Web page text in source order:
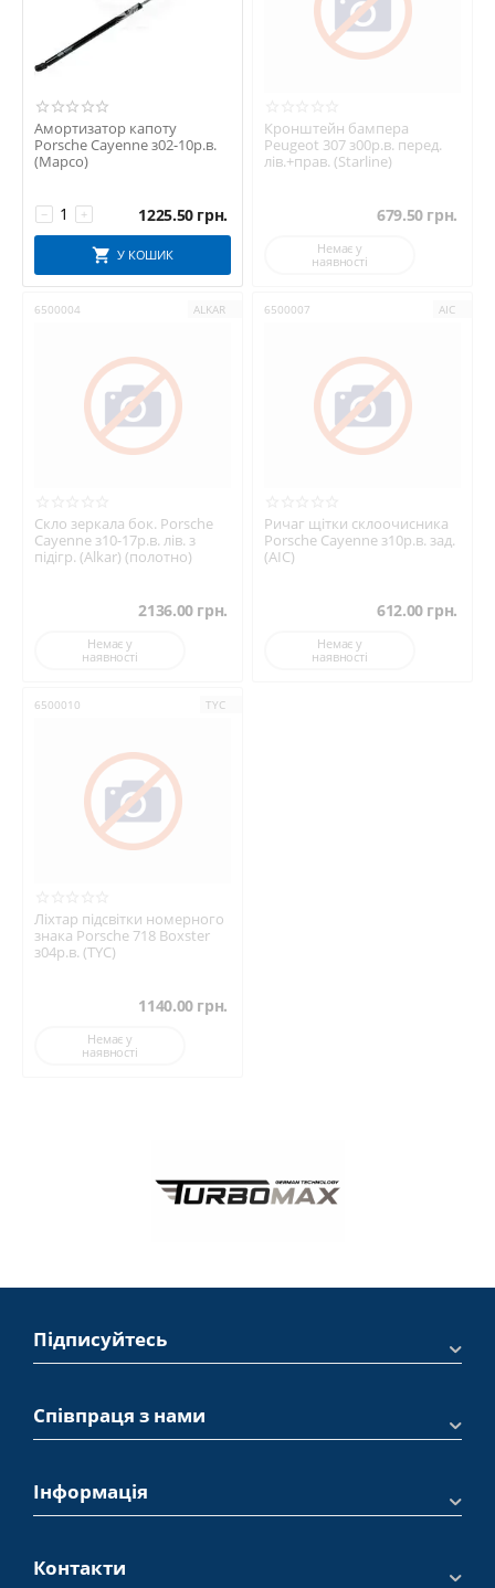
Амортизатор капоту
Porsche Cayenne з02-10р.в.
(Mapco)
+
− 1225.50 грн.
У КОШИК
Кронштейн бампера
Peugeot 307 з00р.в. перед.
лів.+прав. (Starline)
679.50 грн.
Немає у
наявності
6500004 ALKAR
Скло зеркала бок. Porsche
Cayenne з10-17р.в. лів. з
підігр. (Alkar) (полотно)
2136.00 грн.
Немає у
наявності
6500007 AIC
Ричаг щітки склоочисника
Porsche Cayenne з10р.в. зад.
(AIC)
612.00 грн.
Немає у
наявності
6500010 TYC
Ліхтар підсвітки номерного
знака Porsche 718 Boxster
з04р.в. (TYC)
1140.00 грн.
Немає у
наявності
Підписуйтесь
Співпраця з нами
Інформація
Контакти